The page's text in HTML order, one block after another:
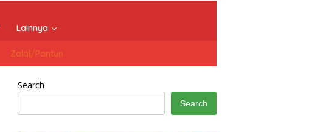
Lainnya
Zalal/Pantun
Search
Search